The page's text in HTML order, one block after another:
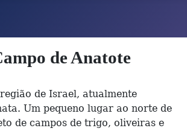
de Anatote
de Israel, atualmente
Um pequeno lugar ao norte de
de campos de trigo, oliveiras e